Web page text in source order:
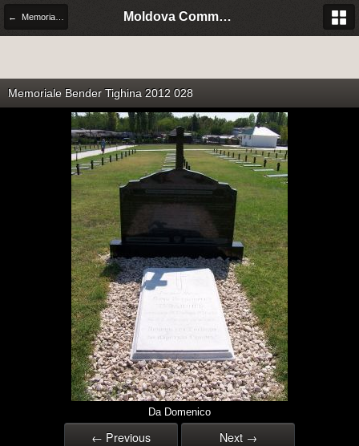
Moldova Community Italia
Memoriale Bender Tighina 2012 028
Da Domenico
← Previous Next →